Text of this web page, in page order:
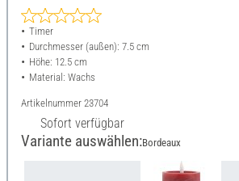
Timer
Durchmesser (außen): 7.5 cm
Höhe: 12.5 cm
Material: Wachs
Artikelnummer 23704
Sofort verfügbar
Variante auswählen:Bordeaux